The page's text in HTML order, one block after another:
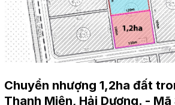
Chuyển nhượng 1,2ha đất
Thanh Miện, Hải Dương. - Mã